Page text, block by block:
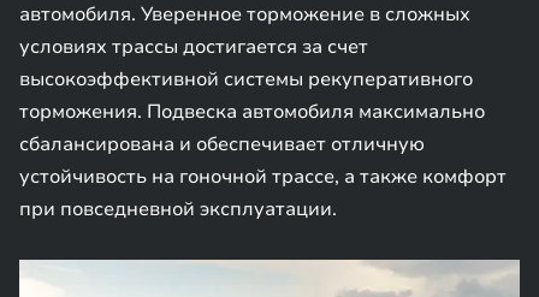
автомобиля. Уверенное торможение в сложных
условиях трассы достигается за счет
высокоэффективной системы рекуперативного
торможения. Подвеска автомобиля максимально
сбалансирована и обеспечивает отличную
устойчивость на гоночной трассе, а также комфорт
при повседневной эксплуатации.